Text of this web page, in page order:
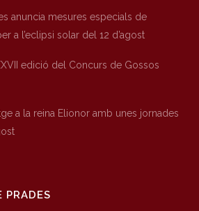
anuncia mesures especials de
a l’eclipsi solar del 12 d’agost
edició del Concurs de Gossos
a la reina Elionor amb unes jornades
PRADES